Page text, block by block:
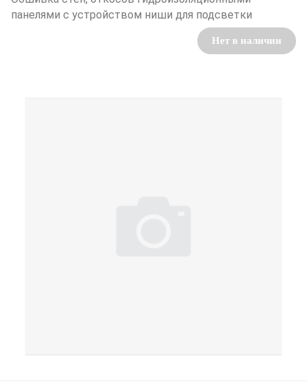
панелями с устройством ниши для подсветки
Нет в наличии